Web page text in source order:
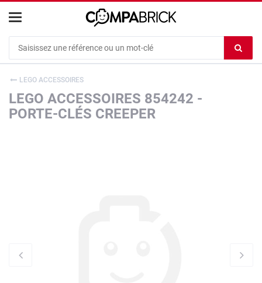
le
LEGO ACCESSOIRES
LEGO ACCESSOIRES 854242 -
PORTE-CLÉS CREEPER
Cookies management panel